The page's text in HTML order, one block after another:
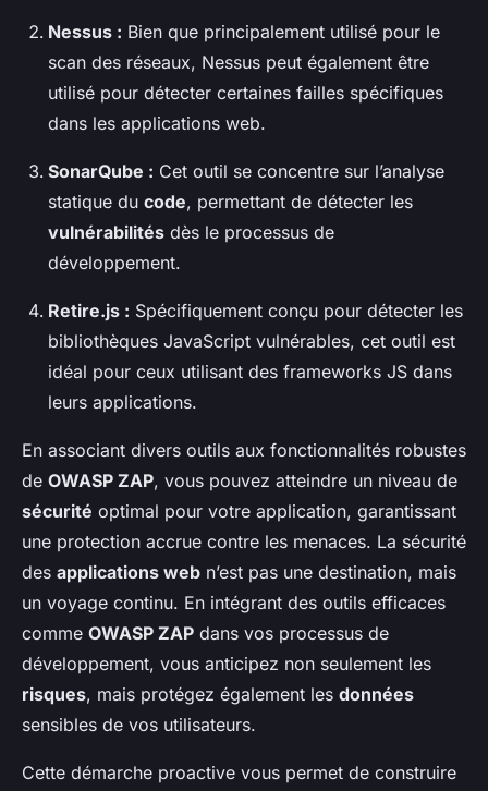
Nessus : Bien que principalement utilisé pour le
scan des réseaux, Nessus peut également être
utilisé pour détecter certaines failles spécifiques
dans les applications web.
SonarQube : Cet outil se concentre sur l’analyse
statique du code, permettant de détecter les
vulnérabilités dès le processus de
développement.
Retire.js : Spécifiquement conçu pour détecter les
bibliothèques JavaScript vulnérables, cet outil est
idéal pour ceux utilisant des frameworks JS dans
leurs applications.
En associant divers outils aux fonctionnalités robustes
de OWASP ZAP, vous pouvez atteindre un niveau de
sécurité optimal pour votre application, garantissant
une protection accrue contre les menaces. La sécurité
des applications web n’est pas une destination, mais
un voyage continu. En intégrant des outils efficaces
comme OWASP ZAP dans vos processus de
développement, vous anticipez non seulement les
risques, mais protégez également les données
sensibles de vos utilisateurs.
Cette démarche proactive vous permet de construire